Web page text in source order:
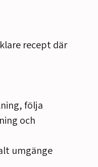
recept där
följa
och
umgänge